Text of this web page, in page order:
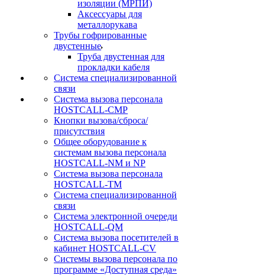
изоляции (МРПИ)
Аксессуары для
металлорукава
Трубы гофрированные
двустенные
Труба двустенная для
прокладки кабеля
Система специализированной
связи
Cистема вызова персонала
HOSTCALL-CMP
Кнопки вызова/сброса/
присутствия
Общее оборудование к
системам вызова персонала
HOSTCALL-NM и NP
Система вызова персонала
HOSTCALL-TM
Система специализированной
связи
Система электронной очереди
HOSTCALL-QM
Cистема вызова посетителей в
кабинет HOSTCALL-CV
Системы вызова персонала по
программе «Доступная среда»